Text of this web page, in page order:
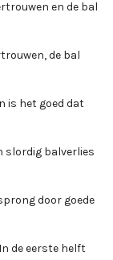
en de bal
de bal
is het goed dat
slordig balverlies
door goede
de eerste helft